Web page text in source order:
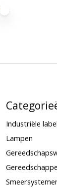
Industriële
Lampen